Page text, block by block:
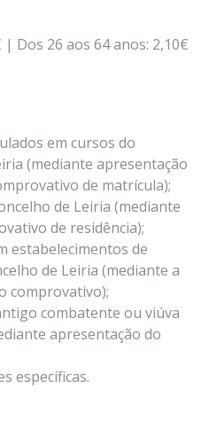
Dos 26 aos 64 anos: 2,10€
em cursos do
(mediante apresentação
de matrícula);
de Leiria (mediante
de residência);
estabelecimentos de
de Leiria (mediante a
comprovativo);
combatente ou viúva
apresentação do
específicas.